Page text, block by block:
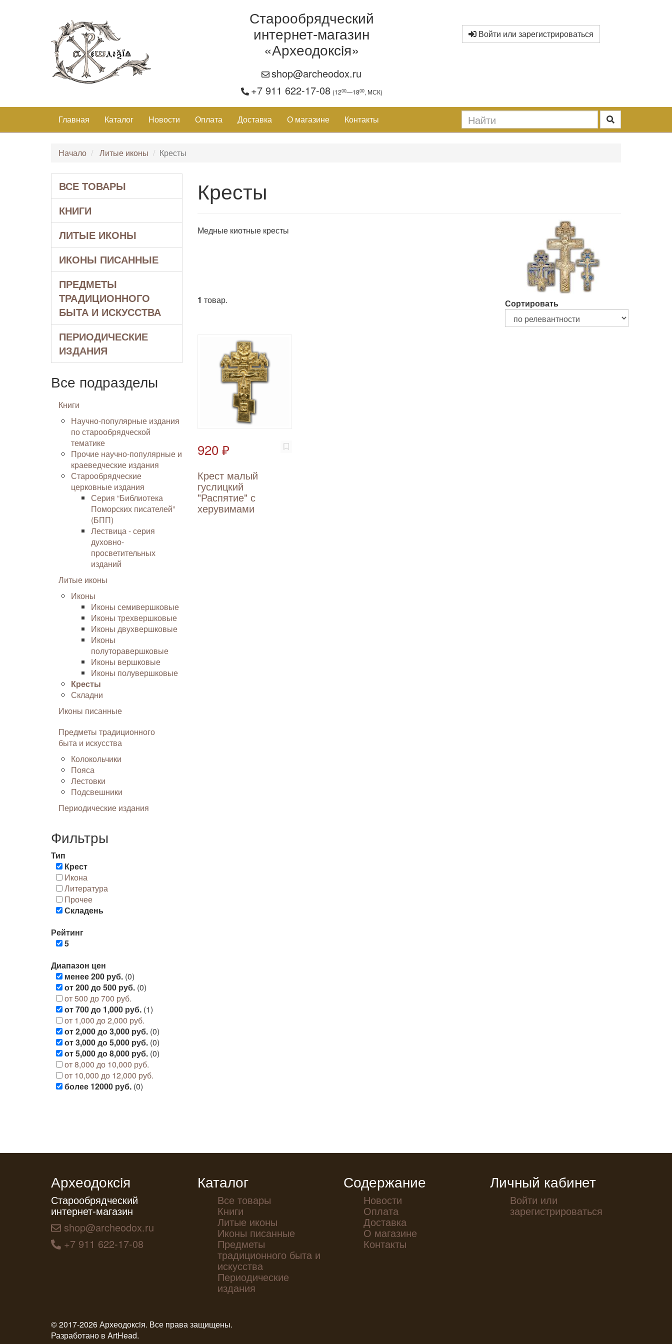
Старообрядческий
интернет-магазин
«Археодоксiя»
shop@archeodox.ru
+7 911 622-17-08 (1200—1800, МСК)
Войти или зарегистрироваться
Главная Каталог Новости Оплата Доставка О магазине Контакты
Начало Литые иконы Кресты
ВСЕ ТОВАРЫ
КНИГИ
ЛИТЫЕ ИКОНЫ
ИКОНЫ ПИСАННЫЕ
ПРЕДМЕТЫ
ТРАДИЦИОННОГО
БЫТА И ИСКУССТВА
ПЕРИОДИЧЕСКИЕ
ИЗДАНИЯ
Все подразделы
Книги
Научно-популярные издания
по старообрядческой
тематике
Прочие научно-популярные и
краеведческие издания
Старообрядческие
церковные издания
Серия “Библиотека
Поморских писателей”
(БПП)
Лествица - серия
духовно-
просветительных
изданий
Литые иконы
Иконы
Иконы семивершковые
Иконы трехвершковые
Иконы двухвершковые
Иконы
полуторавершковые
Иконы вершковые
Иконы полувершковые
Кресты
Складни
Иконы писанные
Предметы традиционного
быта и искусства
Колокольчики
Пояса
Лестовки
Подсвешники
Периодические издания
Фильтры
Тип
Крест
Икона
Литература
Прочее
Складень
Рейтинг
5
Диапазон цен
менее 200 руб. (0)
от 200 до 500 руб. (0)
от 500 до 700 руб.
от 700 до 1,000 руб. (1)
от 1,000 до 2,000 руб.
от 2,000 до 3,000 руб. (0)
от 3,000 до 5,000 руб. (0)
от 5,000 до 8,000 руб. (0)
от 8,000 до 10,000 руб.
от 10,000 до 12,000 руб.
более 12000 руб. (0)
Кресты
Медные киотные кресты
1 товар. Сортировать
920 ₽
Крест малый
гуслицкий
"Распятие" с
херувимами
Археодоксiя
Старообрядческий
интернет-магазин
shop@archeodox.ru
+7 911 622-17-08
Каталог
Все товары
Книги
Литые иконы
Иконы писанные
Предметы
традиционного быта и
искусства
Периодические
издания
Содержание
Новости
Оплата
Доставка
О магазине
Контакты
Личный кабинет
Войти или
зарегистрироваться
© 2017-2026 Археодоксiя. Все права защищены.
Разработано в ArtHead.